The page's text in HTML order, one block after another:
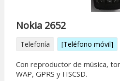
Nokia 2652
Telefonía [Teléfono móvil]
Con reproductor de música,
WAP, GPRS y HSCSD.